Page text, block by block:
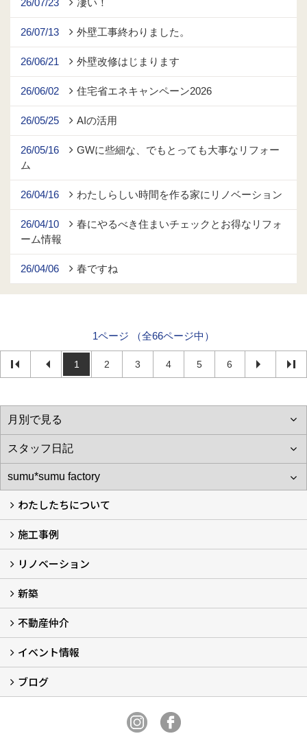
26/07/23 凄い！
26/07/13 外壁工事終わりました。
26/06/21 外壁改修はじまります
26/06/02 住宅省エネキャンペーン2026
26/05/25 AIの活用
26/05/16
GWに些細な、でもとっても大事なリフォー
ム
26/04/16 わたしらしい時間を作る家にリノベーション
26/04/10
春にやるべき住まいチェックとお得なリフォ
ーム情報
26/04/06 春ですね
1ページ （全66ページ中）
1 2 3 4 5 6
わたしたちについて
わたしたちについて…
会社概要
スタッフ紹介
アフターサポート
自社大工のつくる家
ショールーム
施工事例
施工実例
お客様の声
リノベーション
再生良家の家づくり (2)
戸建住宅リノベーション
リフォーム
住まいの補助金2026 (7)
新築
LaLaCASAの家
家づくりの流れ
新築モデルハウスモニター募集
不動産仲介
不動産仲介
中古物件リノベーションの流れ
不動産情報
イベント情報
イベント予告
イベント報告
ブログ